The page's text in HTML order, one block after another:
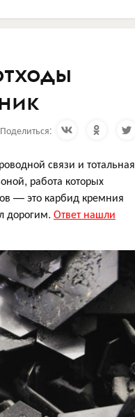
Поделиться:
связи и тотальная
работа которых
— это карбид кремния
дорогим. Ответ нашли